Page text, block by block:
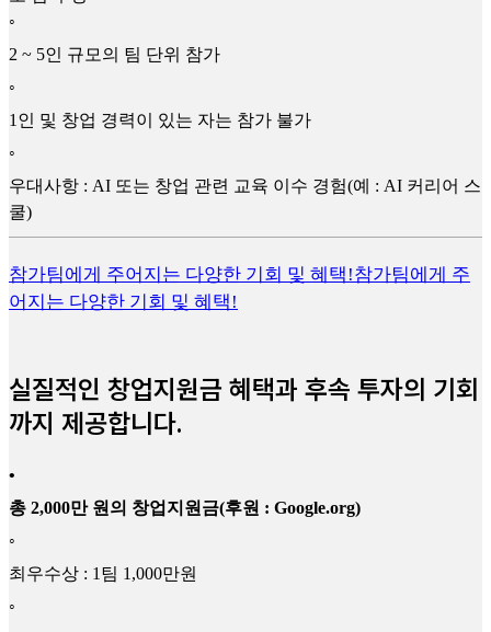
◦
2 ~ 5인 규모의 팀 단위 참가
◦
1인 및 창업 경력이 있는 자는 참가 불가
◦
우대사항 : AI 또는 창업 관련 교육 이수 경험(예 : AI 커리어 스
쿨)
참가팀에게 주어지는 다양한 기회 및 혜택!참가팀에게 주
어지는 다양한 기회 및 혜택!
실질적인 창업지원금 혜택과 후속 투자의 기회
까지 제공합니다.
•
총 2,000만 원의 창업지원금(후원 : Google.org)
◦
최우수상 : 1팀 1,000만원
◦